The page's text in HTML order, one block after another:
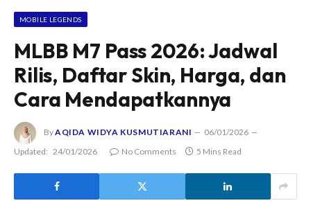
MOBILE LEGENDS
MLBB M7 Pass 2026: Jadwal
Rilis, Daftar Skin, Harga, dan
Cara Mendapatkannya
ByAQIDA WIDYA KUSMUTIARANI
06/01/2026
Updated: 24/01/2026 No Comments 5 Mins Read